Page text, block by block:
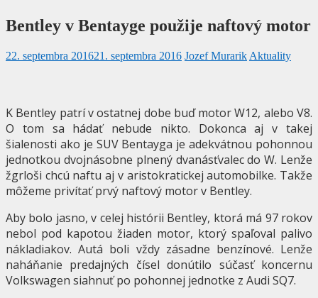
Bentley v Bentayge použije naftový motor
22. septembra 201621. septembra 2016 Jozef Murarik Aktuality
K Bentley patrí v ostatnej dobe buď motor W12, alebo V8.
O tom sa hádať nebude nikto. Dokonca aj v takej
šialenosti ako je SUV Bentayga je adekvátnou pohonnou
jednotkou dvojnásobne plnený dvanásťvalec do W. Lenže
žgrloši chcú naftu aj v aristokratickej automobilke. Takže
môžeme privítať prvý naftový motor v Bentley.
Aby bolo jasno, v celej histórii Bentley, ktorá má 97 rokov
nebol pod kapotou žiaden motor, ktorý spaľoval palivo
nákladiakov. Autá boli vždy zásadne benzínové. Lenže
naháňanie predajných čísel donútilo súčasť koncernu
Volkswagen siahnuť po pohonnej jednotke z Audi SQ7.